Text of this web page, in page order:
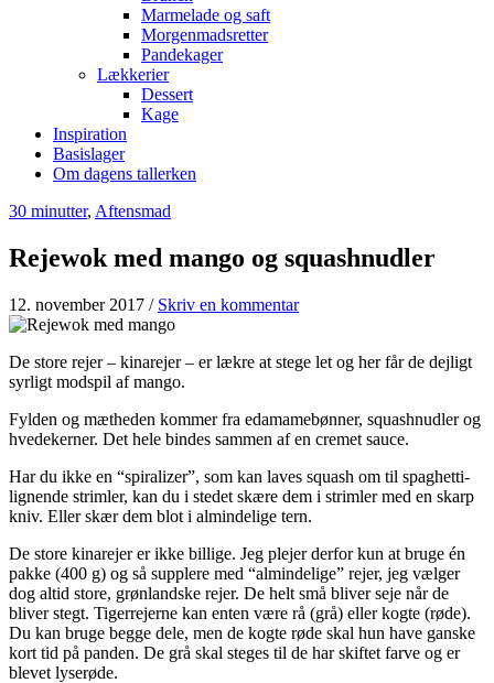
Marmelade og saft
Morgenmadsretter
Pandekager
Lækkerier
Dessert
Kage
Inspiration
Basislager
Om dagens tallerken
30 minutter, Aftensmad
Rejewok med mango og squashnudler
12. november 2017 / Skriv en kommentar
De store rejer – kinarejer – er lækre at stege let og her får de dejligt
syrligt modspil af mango.
Fylden og mætheden kommer fra edamamebønner, squashnudler og
hvedekerner. Det hele bindes sammen af en cremet sauce.
Har du ikke en “spiralizer”, som kan laves squash om til spaghetti-
lignende strimler, kan du i stedet skære dem i strimler med en skarp
kniv. Eller skær dem blot i almindelige tern.
De store kinarejer er ikke billige. Jeg plejer derfor kun at bruge én
pakke (400 g) og så supplere med “almindelige” rejer, jeg vælger
dog altid store, grønlandske rejer. De helt små bliver seje når de
bliver stegt. Tigerrejerne kan enten være rå (grå) eller kogte (røde).
Du kan bruge begge dele, men de kogte røde skal hun have ganske
kort tid på panden. De grå skal steges til de har skiftet farve og er
blevet lyserøde.